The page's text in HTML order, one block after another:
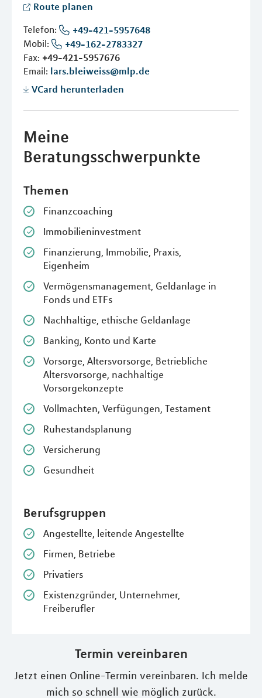
Route planen
Telefon:
+49-421-5957648
Mobil:
+49-162-2783327
Fax: +49-421-5957676
Email: lars.bleiweiss@mlp.de
VCard herunterladen
Meine
Beratungsschwerpunkte
Themen
Finanzcoaching
Immobilieninvestment
Finanzierung, Immobilie, Praxis,
Eigenheim
Vermögensmanagement, Geldanlage in
Fonds und ETFs
Nachhaltige, ethische Geldanlage
Banking, Konto und Karte
Vorsorge, Altersvorsorge, Betriebliche
Altersvorsorge, nachhaltige
Vorsorgekonzepte
Vollmachten, Verfügungen, Testament
Ruhestandsplanung
Versicherung
Gesundheit
Berufsgruppen
Angestellte, leitende Angestellte
Firmen, Betriebe
Privatiers
Existenzgründer, Unternehmer,
Freiberufler
Termin vereinbaren
Jetzt einen Online-Termin vereinbaren. Ich melde
mich so schnell wie möglich zurück.